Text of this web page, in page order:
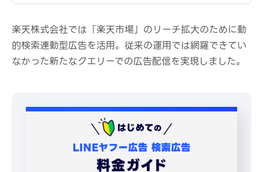
楽天株式会社では「楽天市場」のリーチ拡大のために動
的検索連動型広告を活用。従来の運用では網羅できてい
なかった新たなクエリーでの広告配信を実現しました。